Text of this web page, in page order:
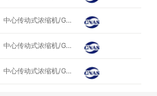
中心传动式浓缩机/GB/T10605-2015
中心传动式浓缩机/GB/T10605-2015
中心传动式浓缩机/GB/T10605-2015